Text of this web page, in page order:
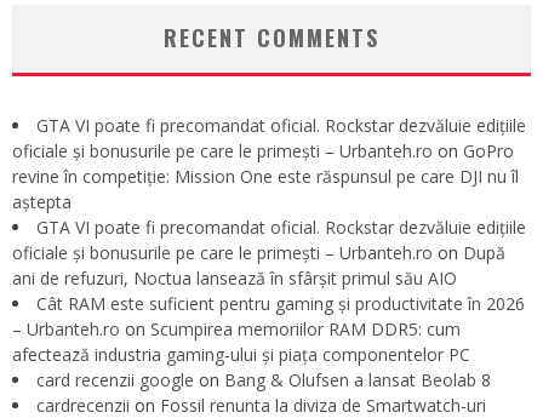
RECENT COMMENTS
GTA VI poate fi precomandat oficial. Rockstar dezvăluie edițiile
oficiale și bonusurile pe care le primești – Urbanteh.ro on GoPro
revine în competiție: Mission One este răspunsul pe care DJI nu îl
aștepta
GTA VI poate fi precomandat oficial. Rockstar dezvăluie edițiile
oficiale și bonusurile pe care le primești – Urbanteh.ro on După
ani de refuzuri, Noctua lansează în sfârșit primul său AIO
Cât RAM este suficient pentru gaming și productivitate în 2026
– Urbanteh.ro on Scumpirea memoriilor RAM DDR5: cum
afectează industria gaming-ului și piața componentelor PC
card recenzii google on Bang & Olufsen a lansat Beolab 8
cardrecenzii on Fossil renunta la diviza de Smartwatch-uri